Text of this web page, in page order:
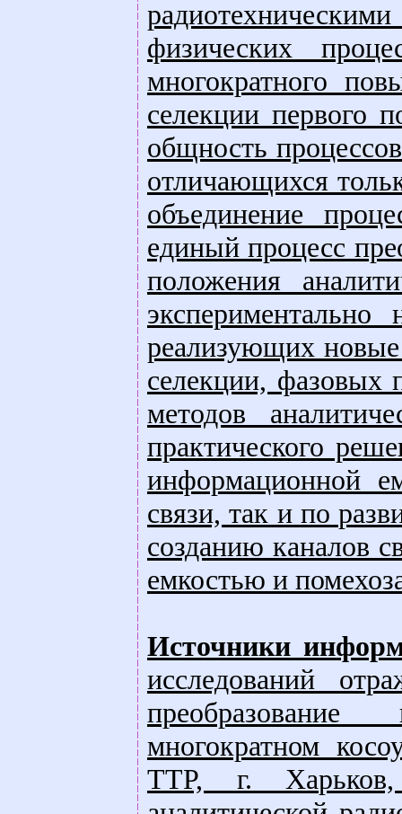
физических
многократного
селекции первого
общность
отличающихся
объединение
единый процесс
положения
реализующих новые
селекции, фазовых
методов
практического
информационной
связи, так и по
созданию каналов
емкостью и
Источники
исследований
многократном
ТТР, г.